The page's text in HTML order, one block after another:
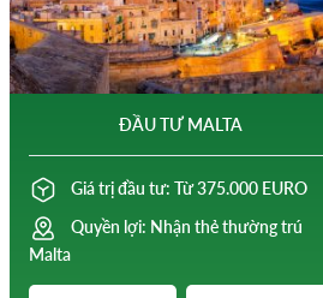
ĐẦU TƯ MALTA
Giá trị đầu tư: Từ 375.000 EURO
Quyền lợi: Nhận thẻ thường trú
Malta